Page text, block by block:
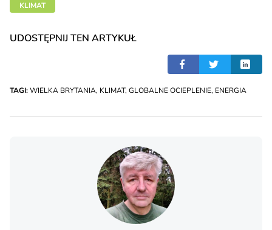
KLIMAT
UDOSTĘPNIJ TEN ARTYKUŁ
TAGI:WIELKA BRYTANIA, KLIMAT, GLOBALNE OCIEPLENIE, ENERGIA